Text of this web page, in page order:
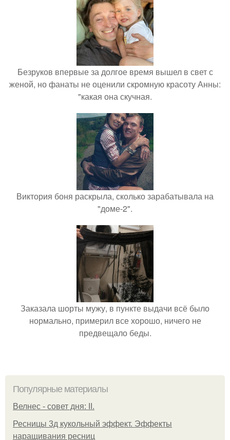
Безруков впервые за долгое время вышел в свет с
женой, но фанаты не оценили скромную красоту Анны:
"какая она скучная.
Виктория боня раскрыла, сколько зарабатывала на
"доме-2".
Заказала шорты мужу, в пункте выдачи всё было
нормально, примерил все хорошо, ничего не
предвещало беды.
Популярные материалы
Велнес - совет дня: II.
Ресницы 3д кукольный эффект. Эффекты
наращивания ресниц